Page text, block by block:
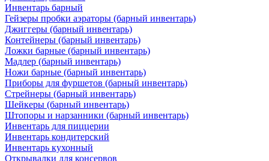
Инвентарь барный
Гейзеры пробки аэраторы (барный инвентарь)
Джиггеры (барный инвентарь)
Контейнеры (барный инвентарь)
Ложки барные (барный инвентарь)
Мадлер (барный инвентарь)
Ножи барные (барный инвентарь)
Приборы для фуршетов (барный инвентарь)
Стрейнеры (барный инвентарь)
Шейкеры (барный инвентарь)
Штопоры и нарзанники (барный инвентарь)
Инвентарь для пиццерии
Инвентарь кондитерский
Инвентарь кухонный
Открывалки для консервов